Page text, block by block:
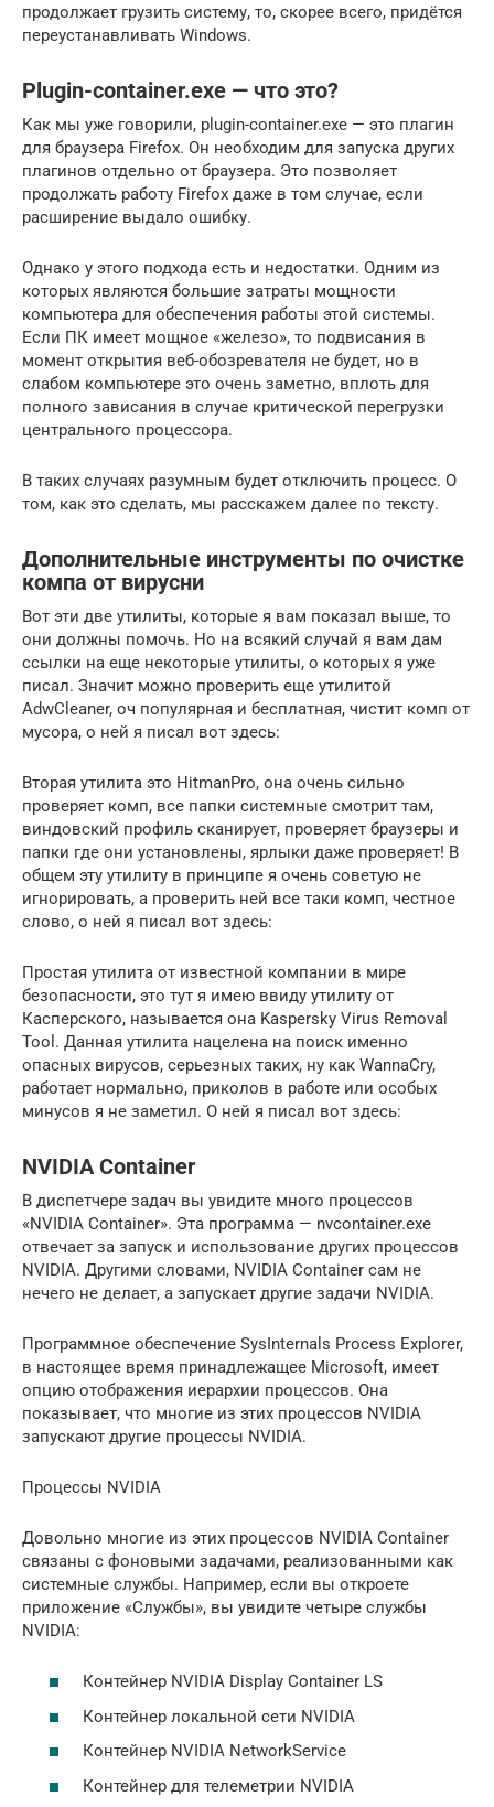
продолжает грузить систему, то, скорее всего, придётся
переустанавливать Windows.
Plugin-container.exe — что это?
Как мы уже говорили, plugin-container.exe — это плагин
для браузера Firefox. Он необходим для запуска других
плагинов отдельно от браузера. Это позволяет
продолжать работу Firefox даже в том случае, если
расширение выдало ошибку.
Однако у этого подхода есть и недостатки. Одним из
которых являются большие затраты мощности
компьютера для обеспечения работы этой системы.
Если ПК имеет мощное «железо», то подвисания в
момент открытия веб-обозревателя не будет, но в
слабом компьютере это очень заметно, вплоть для
полного зависания в случае критической перегрузки
центрального процессора.
В таких случаях разумным будет отключить процесс. О
том, как это сделать, мы расскажем далее по тексту.
Дополнительные инструменты по очистке
компа от вирусни
Вот эти две утилиты, которые я вам показал выше, то
они должны помочь. Но на всякий случай я вам дам
ссылки на еще некоторые утилиты, о которых я уже
писал. Значит можно проверить еще утилитой
AdwCleaner, оч популярная и бесплатная, чистит комп от
мусора, о ней я писал вот здесь:
Вторая утилита это HitmanPro, она очень сильно
проверяет комп, все папки системные смотрит там,
виндовский профиль сканирует, проверяет браузеры и
папки где они установлены, ярлыки даже проверяет! В
общем эту утилиту в принципе я очень советую не
игнорировать, а проверить ней все таки комп, честное
слово, о ней я писал вот здесь:
Простая утилита от известной компании в мире
безопасности, это тут я имею ввиду утилиту от
Касперского, называется она Kaspersky Virus Removal
Tool. Данная утилита нацелена на поиск именно
опасных вирусов, серьезных таких, ну как WannaCry,
работает нормально, приколов в работе или особых
минусов я не заметил. О ней я писал вот здесь:
NVIDIA Container
В диспетчере задач вы увидите много процессов
«NVIDIA Container». Эта программа — nvcontainer.exe
отвечает за запуск и использование других процессов
NVIDIA. Другими словами, NVIDIA Container сам не
нечего не делает, а запускает другие задачи NVIDIA.
Программное обеспечение SysInternals Process Explorer,
в настоящее время принадлежащее Microsoft, имеет
опцию отображения иерархии процессов. Она
показывает, что многие из этих процессов NVIDIA
запускают другие процессы NVIDIA.
Процессы NVIDIA
Довольно многие из этих процессов NVIDIA Container
связаны с фоновыми задачами, реализованными как
системные службы. Например, если вы откроете
приложение «Службы», вы увидите четыре службы
NVIDIA:
Контейнер NVIDIA Display Container LS
Контейнер локальной сети NVIDIA
Контейнер NVIDIA NetworkService
Контейнер для телеметрии NVIDIA